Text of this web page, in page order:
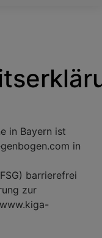
in Bayern ist
in
barrierefrei
zur